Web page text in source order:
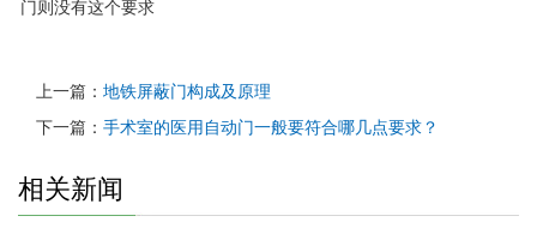
门则没有这个要求
上一篇： 地铁屏蔽门构成及原理
下一篇： 手术室的医用自动门一般要符合哪几点要求？
相关新闻